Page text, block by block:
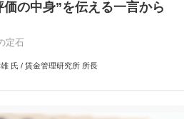
価の中身”を伝える一言から
定石
氏 / 賃金管理研究所 所長